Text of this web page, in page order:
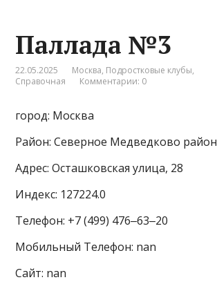
Паллада №3
22.05.2025 Москва, Подростковые клубы,
Справочная
Комментарии: 0
город: Москва
Район: Северное Медведково район
Адрес: Осташковская улица, 28
Индекс: 127224.0
Телефон: +7 (499) 476‒63‒20
Мобильный Телефон: nan
Сайт: nan